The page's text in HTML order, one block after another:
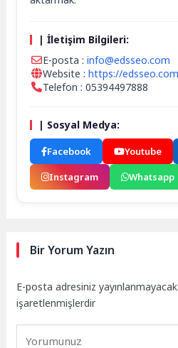
| İletişim Bilgileri:
E-posta :info@edsseo.com
Website :https://edsseo.com
Telefon : 05394497888
| Sosyal Medya:
Facebook Youtube
Instagram
Whatsapp
Bir Yorum Yazın
E-posta adresiniz yayınlanmayacak.
işaretlenmişlerdir